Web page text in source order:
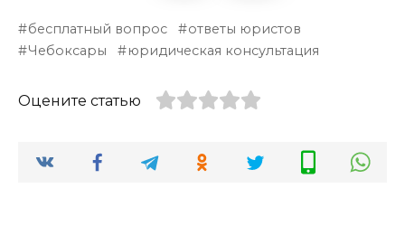
бесплатный вопрос
ответы юристов
Чебоксары
юридическая консультация
Оцените статью